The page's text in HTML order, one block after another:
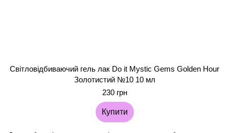
Світловідбиваючий гель лак Do it Mystic Gems Golden Hour
Золотистий №10 10 мл
230 грн
Купити